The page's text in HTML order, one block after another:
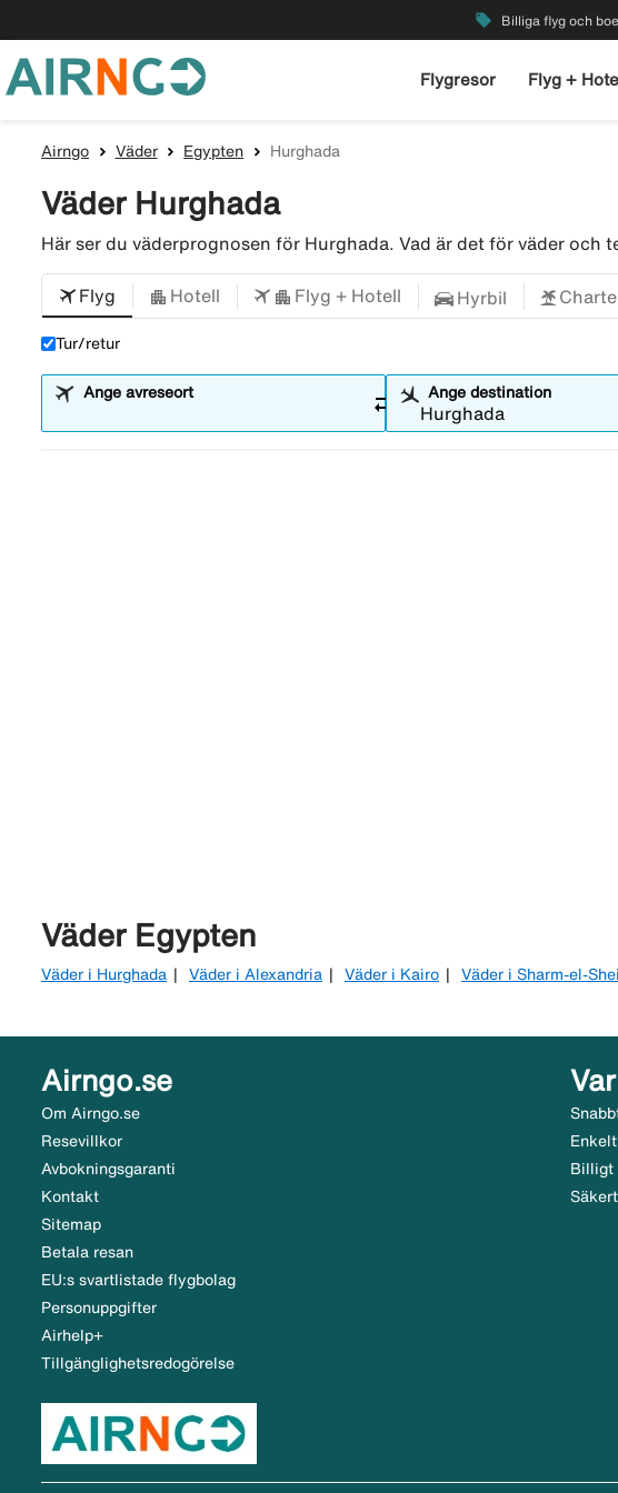
local_offer Billiga flyg och
Flygresor Flyg +
Airngo Väder Egypten Hurghada
Väder Hurghada
Här ser du väderprognosen för Hurghada. Vad är det för väder och
Flyg Hotell Flyg + Hotell Hyrbil
Tur/retur
Ange avreseort sync_alt Ange destination
Väder Egypten
Väder i Hurghada Väder i Alexandria Väder i Kairo Väder i Sharm-el-
Airngo.se
Om Airngo.se
Resevillkor
Avbokningsgaranti
Kontakt
Sitemap
Betala resan
EU:s svartlistade flygbolag
Personuppgifter
Airhelp+
Tillgänglighetsredogörelse
Enkelt
Billigt
Säkert